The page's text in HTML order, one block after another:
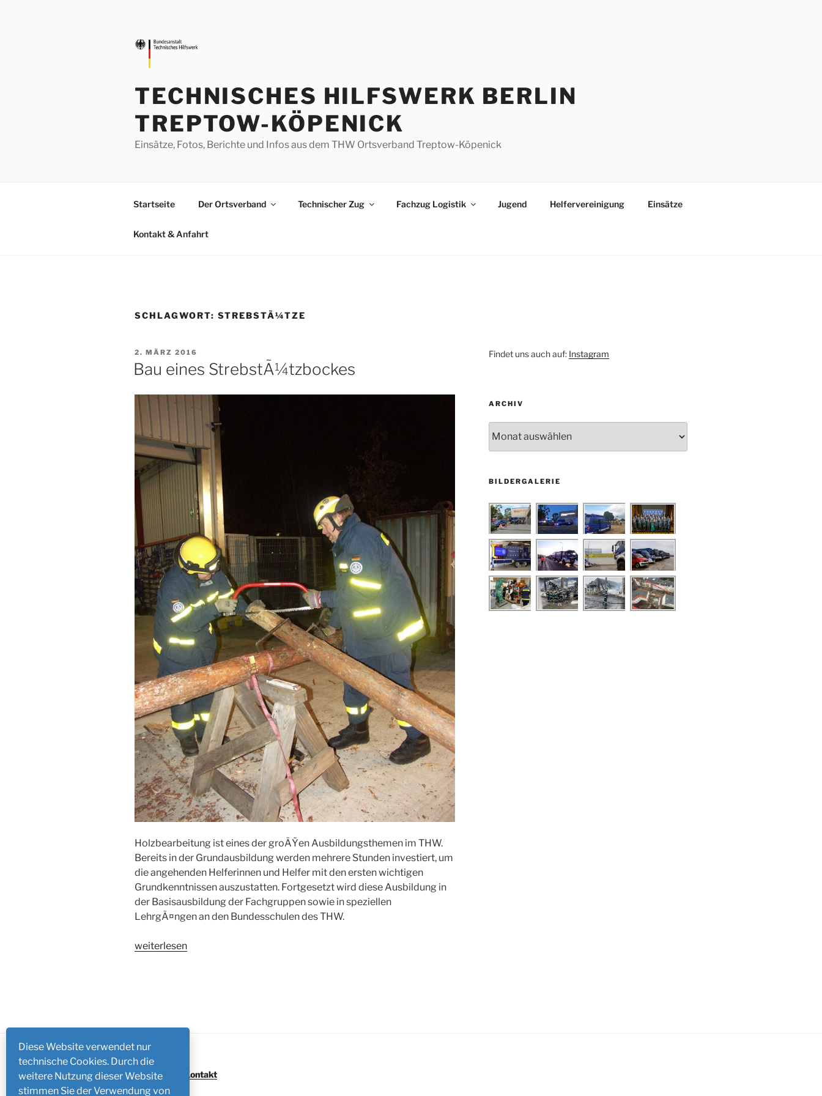
TECHNISCHES HILFSWERK BERLIN
TREPTOW-KÖPENICK
Einsätze, Fotos, Berichte und Infos aus dem THW Ortsverband Treptow-Köpenick
Startseite Der Ortsverband Technischer Zug Fachzug Logistik Jugend Helfervereinigung Einsätze
Kontakt & Anfahrt
SCHLAGWORT: STREBSTÃ¼TZE
VERÖFFENTLICHT
AM
2. MÄRZ 2016
Bau eines StrebstÃ¼tzbockes
Holzbearbeitung ist eines der groÃŸen Ausbildungsthemen im THW.
Bereits in der Grundausbildung werden mehrere Stunden investiert, um
die angehenden Helferinnen und Helfer mit den ersten wichtigen
Grundkenntnissen auszustatten. Fortgesetzt wird diese Ausbildung in
der Basisausbildung der Fachgruppen sowie in speziellen
LehrgÃ¤ngen an den Bundesschulen des THW.
„Bau
weiterlesen
Findet uns auch auf: Instagram
ARCHIV
BILDERGALERIE
Impressum Kontakt
Diese Website verwendet nur
technische Cookies. Durch die
weitere Nutzung dieser Website
stimmen Sie der Verwendung von